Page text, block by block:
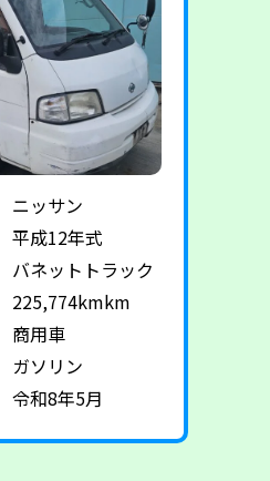
ニッサン
平成12年式
バネットトラック
225,774kmkm
商用車
ガソリン
令和8年5月